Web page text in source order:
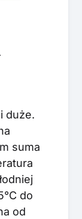
duże.
suma
do
od